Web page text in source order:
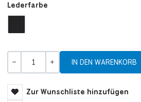
Lederfarbe
Zur Wunschliste hinzufügen